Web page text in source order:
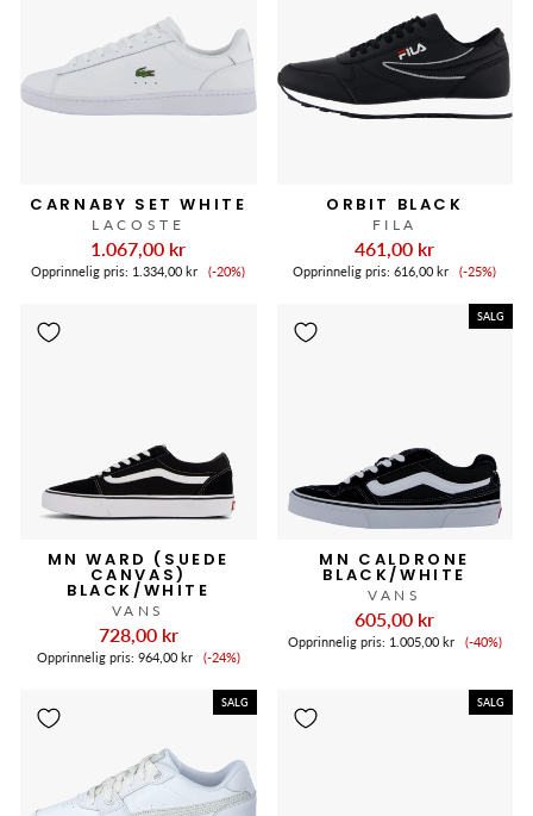
CARNABY SET WHITE
LACOSTE
1.067,00 kr
Opprinnelig pris: 1.334,00 kr Salgspris
(-20%)
ORBIT BLACK
FILA
461,00 kr
Opprinnelig pris:616,00 kr Salgspris
(-25%)
MN WARD (SUEDE
CANVAS)
BLACK/WHITE
VANS
728,00 kr
Opprinnelig pris: 964,00 kr Salgspris
(-24%)
SALG
MN CALDRONE
BLACK/WHITE
VANS
605,00 kr
Opprinnelig pris: 1.005,00 kr (-40%)
SALG SALG